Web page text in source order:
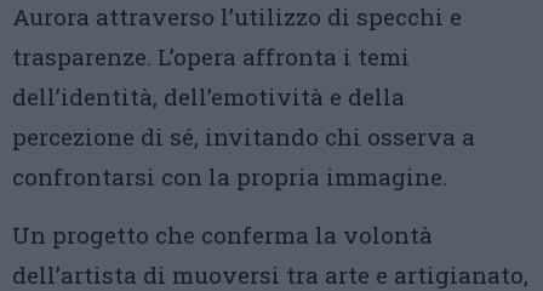
Aurora attraverso l’utilizzo di specchi e
trasparenze. L’opera affronta i temi
dell’identità, dell’emotività e della
percezione di sé, invitando chi osserva a
confrontarsi con la propria immagine.
Un progetto che conferma la volontà
dell’artista di muoversi tra arte e artigianato,